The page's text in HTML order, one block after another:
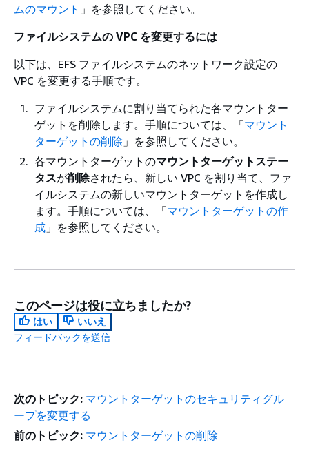
ムのマウント 」を参照してください。
ファイルシステムの VPC を変更するには
以下は、EFS ファイルシステムのネットワーク設定の
VPC を変更する手順です。
ファイルシステムに割り当てられた各マウントター
ゲットを削除します。手順については、「マウント
ターゲットの削除 」を参照してください。
各マウントターゲットのマウントターゲットステー
タスが削除されたら、新しい VPC を割り当て、ファ
イルシステムの新しいマウントターゲットを作成し
ます。手順については、「マウントターゲットの作
成 」を参照してください。
このページは役に立ちましたか?
はい
いいえ
フィードバックを送信
次のトピック: マウントターゲットのセキュリティグル
ープを変更する
前のトピック: マウントターゲットの削除